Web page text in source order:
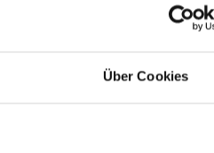
Über Cookies
Jetzt